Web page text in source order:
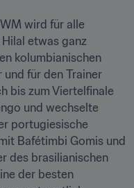
wird für alle
etwas ganz
kolumbianischen
für den Trainer
bis zum Viertelfinale
und wechselte
portugiesische
Bafétimbi Gomis und
des brasilianischen
der besten